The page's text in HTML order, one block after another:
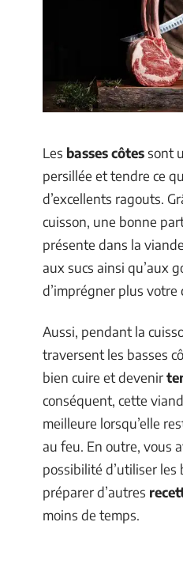
Les basses côtessont
persillée et tendre ce
d’excellents ragouts.
cuisson, une bonne
présente dans la
aux sucs ainsi qu’aux
d’imprégner plus
Aussi, pendant la
traversent les basses
bien cuire et devenir
conséquent, cette
meilleure lorsqu’elle
au feu. En outre, vous
possibilité d’utiliser les
préparer d’autres
moins de temps.